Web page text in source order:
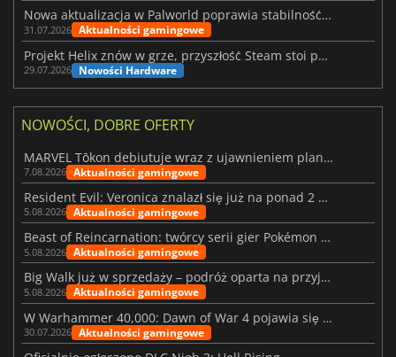
Nowa aktualizacja w Palworld poprawia stabilność Sunreach i walk z bossami
31.07.2026 Aktualności gamingowe
Projekt Helix znów w grze, przyszłość Steam stoi pod znakiem zapytania
29.07.2026 Nowości Hardware
NOWOŚCI, DOBRE OFERTY
MARVEL Tōkon debiutuje wraz z ujawnieniem planu rozwoju na pierwszy rok
7.08.2026 Aktualności gamingowe
Resident Evil: Veronica znalazł się już na ponad 2 milionach list życzeń
5.08.2026 Aktualności gamingowe
Beast of Reincarnation: twórcy serii gier Pokémon wkraczają na nową ścieżkę
5.08.2026 Aktualności gamingowe
Big Walk już w sprzedaży – podróż oparta na przyjaźni
5.08.2026 Aktualności gamingowe
W Warhammer 40,000: Dawn of War 4 pojawia się frakcja Nekronów
30.07.2026 Aktualności gamingowe